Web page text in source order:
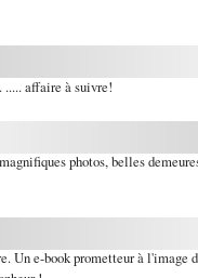
..... affaire à suivre!
photos, belles
Un e-book prometteur à l'image